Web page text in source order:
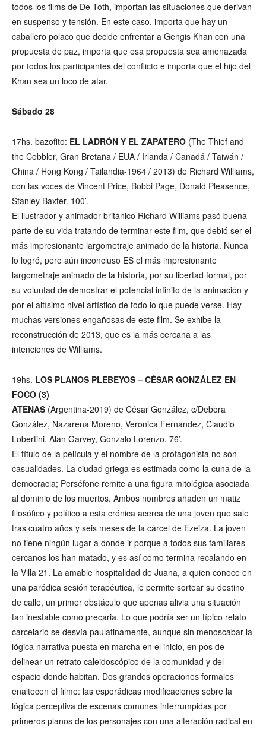
todos los films de De Toth, importan las situaciones que derivan
en suspenso y tensión. En este caso, importa que hay un
caballero polaco que decide enfrentar a Gengis Khan con una
propuesta de paz, importa que esa propuesta sea amenazada
por todos los participantes del conflicto e importa que el hijo del
Khan sea un loco de atar.
Sábado 28
17hs. bazofito: EL LADRÓN Y EL ZAPATERO (The Thief and
the Cobbler, Gran Bretaña / EUA / Irlanda / Canadá / Taiwán /
China / Hong Kong / Tailandia-1964 / 2013) de Richard Williams,
con las voces de Vincent Price, Bobbi Page, Donald Pleasence,
Stanley Baxter. 100’.
El ilustrador y animador británico Richard Williams pasó buena
parte de su vida tratando de terminar este film, que debió ser el
más impresionante largometraje animado de la historia. Nunca
lo logró, pero aún inconcluso ES el más impresionante
largometraje animado de la historia, por su libertad formal, por
su voluntad de demostrar el potencial infinito de la animación y
por el altísimo nivel artístico de todo lo que puede verse. Hay
muchas versiones engañosas de este film. Se exhibe la
reconstrucción de 2013, que es la más cercana a las
intenciones de Williams.
19hs. LOS PLANOS PLEBEYOS – CÉSAR GONZÁLEZ EN
FOCO (3)
ATENAS (Argentina-2019) de César González, c/Debora
González, Nazarena Moreno, Veronica Fernandez, Claudio
Lobertini, Alan Garvey, Gonzalo Lorenzo. 76’.
El título de la película y el nombre de la protagonista no son
casualidades. La ciudad griega es estimada como la cuna de la
democracia; Perséfone remite a una figura mitológica asociada
al dominio de los muertos. Ambos nombres añaden un matiz
filosófico y político a esta crónica acerca de una joven que sale
tras cuatro años y seis meses de la cárcel de Ezeiza. La joven
no tiene ningún lugar a donde ir porque a todos sus familiares
cercanos los han matado, y es así como termina recalando en
la Villa 21. La amable hospitalidad de Juana, a quien conoce en
una paródica sesión terapéutica, le permite sortear su destino
de calle, un primer obstáculo que apenas alivia una situación
tan inestable como precaria. Lo que podría ser un típico relato
carcelario se desvía paulatinamente, aunque sin menoscabar la
lógica narrativa puesta en marcha en el inicio, en pos de
delinear un retrato caleidoscópico de la comunidad y del
espacio donde habitan. Dos grandes operaciones formales
enaltecen el filme: las esporádicas modificaciones sobre la
lógica perceptiva de escenas comunes interrumpidas por
primeros planos de los personajes con una alteración radical en